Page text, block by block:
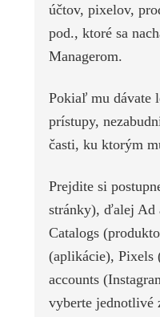
účtov, pixelov,
pod., ktoré sa
Managerom.
Pokiaľ mu dávate
prístupy,
časti, ku ktorým
Prejdite si
stránky), ďalej Ad
Catalogs
(aplikácie), Pixels
accounts
vyberte jednotlivé